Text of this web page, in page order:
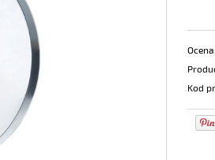
Ocena:
Kod